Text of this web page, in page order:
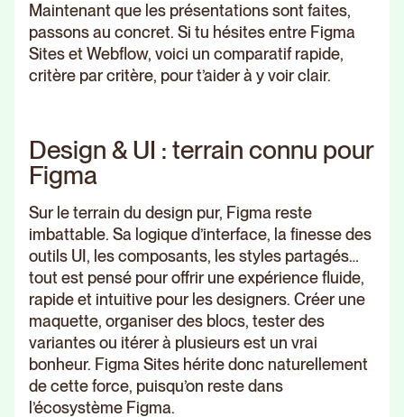
Maintenant que les présentations sont faites,
passons au concret. Si tu hésites entre Figma
Sites et Webflow, voici un comparatif rapide,
critère par critère, pour t’aider à y voir clair.
Design & UI : terrain connu pour
Figma
Sur le terrain du design pur, Figma reste
imbattable. Sa logique d’interface, la finesse des
outils UI, les composants, les styles partagés…
tout est pensé pour offrir une expérience fluide,
rapide et intuitive pour les designers. Créer une
maquette, organiser des blocs, tester des
variantes ou itérer à plusieurs est un vrai
bonheur. Figma Sites hérite donc naturellement
de cette force, puisqu’on reste dans
l’écosystème Figma.